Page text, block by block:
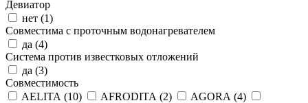
Девиатор
нет (1)
Совместима с проточным водонагревателем
да (4)
Система против известковых отложений
да (3)
Совместимость
AELITA (10) AFRODITA (2) AGORA (4)